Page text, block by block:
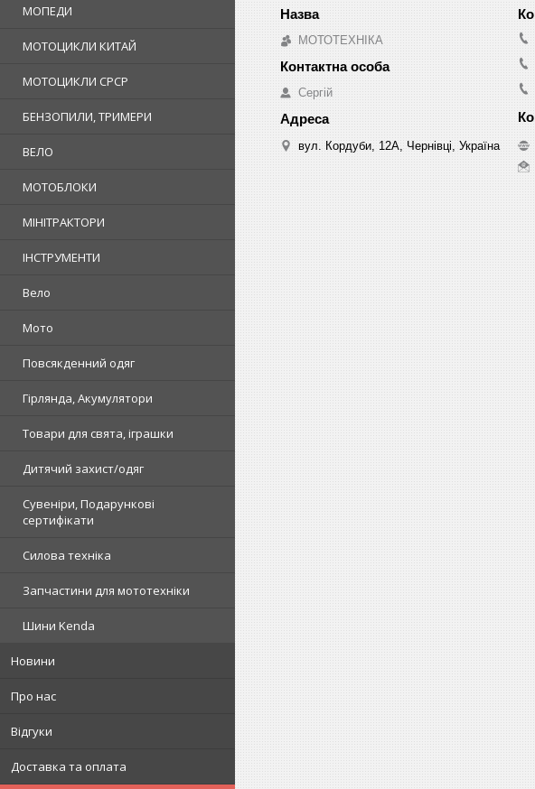
МОПЕДИ
МОТОЦИКЛИ КИТАЙ
МОТОЦИКЛИ СРСР
БЕНЗОПИЛИ, ТРИМЕРИ
ВЕЛО
МОТОБЛОКИ
МІНІТРАКТОРИ
ІНСТРУМЕНТИ
Вело
Мото
Повсякденний одяг
Гірлянда, Акумулятори
Товари для свята, іграшки
Дитячий захист/одяг
Сувеніри, Подарункові
сертифікати
Силова техніка
Запчастини для мототехніки
Шини Kenda
Новини
Про нас
Відгуки
Доставка та оплата
МОТОТЕХНІКА
Сергій
вул. Кордуби, 12А, Чернівці, Україна